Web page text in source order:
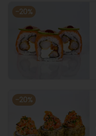
-20%
-20%